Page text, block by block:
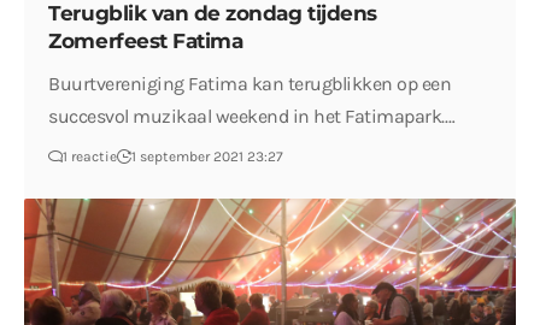
Terugblik van de zondag tijdens
Zomerfeest Fatima
Buurtvereniging Fatima kan terugblikken op een
succesvol muzikaal weekend in het Fatimapark.…
1 reactie 1 september 2021 23:27